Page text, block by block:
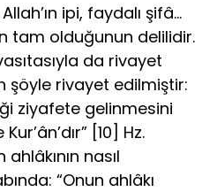
ipi, faydalı şifâ…
tam olduğunun delilidir.
da rivayet
şöyle rivayet edil­miştir:
ziyafete gelinmesini
[10] Hz.
nasıl
“Onun ah­lâkı